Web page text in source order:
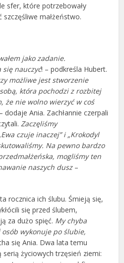
sfer, które potrzebowały
małżeństwo.
jako zadanie.
się nauczyć! – podkreśla Hubert.
możliwe jest stworzenie
która pochodzi z rozbitej
że nie wolno wierzyć w coś
– dodaje Ania. Zachłannie czerpali
Zaczęliśmy
czuje inaczej” i „Krokodyl
Na pewno bardzo
mogliśmy ten
naszych dusz –
rocznica ich ślubu. Śmieją się,
się przed ślubem,
za dużo spięć. My chyba
wykonuje po ślubie,
się Ania. Dwa lata temu
serią życiowych trzęsień ziemi: